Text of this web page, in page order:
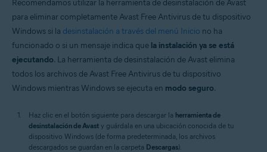
Recomendamos utilizar la herramienta de desinstalación de Avast
para eliminar completamente Avast Free Antivirus de tu dispositivo
Windows si la desinstalación a través del menú Inicio no ha
funcionado o si un mensaje indica que la instalación ya se está
ejecutando. La herramienta de desinstalación de Avast elimina
todos los archivos de Avast Free Antivirus de tu dispositivo
Windows mientras Windows se ejecuta en modo seguro.
Haz clic en el botón siguiente para descargar la herramienta de
desinstalación de Avast y guárdala en una ubicación conocida de tu
dispositivo Windows (de forma predeterminada, los archivos
descargados se guardan en la carpeta Descargas).